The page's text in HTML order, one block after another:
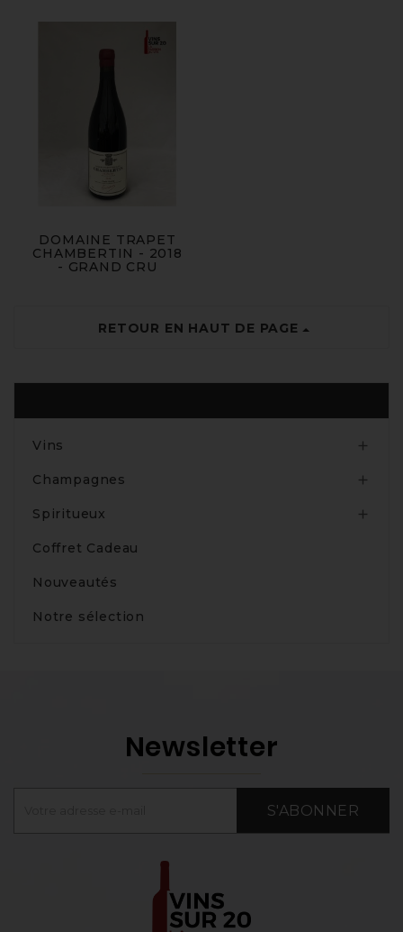
DOMAINE TRAPET
CHAMBERTIN - 2018
- GRAND CRU
RETOUR EN HAUT DE PAGE
Vins 
Champagnes 
Spiritueux 
Coffret Cadeau
Nouveautés
Notre sélection
Newsletter
S'ABONNER